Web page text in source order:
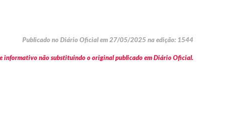
Publicado no Diário Oficial em 27/05/2025 na edição: 1544
informativo não substituindo o original publicado em Diário Oficial.